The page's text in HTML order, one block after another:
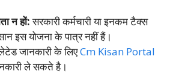
न हों:सरकारी कर्मचारी या इनकम टैक्स
इस योजना के पात्र नहीं हैं।
जानकारी के लिएCm Kisan Portal
ले सकते है।